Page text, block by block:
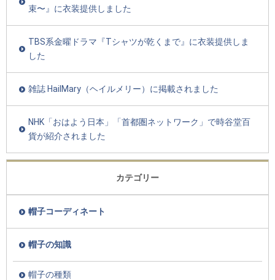
束〜』に衣装提供しました
TBS系金曜ドラマ『Tシャツが乾くまで』に衣装提供しま
した
雑誌 HailMary（ヘイルメリー）に掲載されました
NHK「おはよう日本」「首都圏ネットワーク」で時谷堂百
貨が紹介されました
カテゴリー
帽子コーディネート
帽子の知識
帽子の種類